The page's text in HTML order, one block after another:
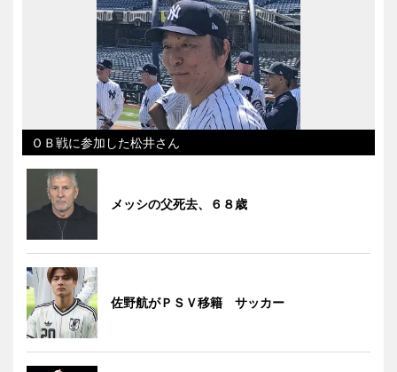
ＯＢ戦に参加した松井さん
メッシの父死去、６８歳
佐野航がＰＳＶ移籍 サッカー